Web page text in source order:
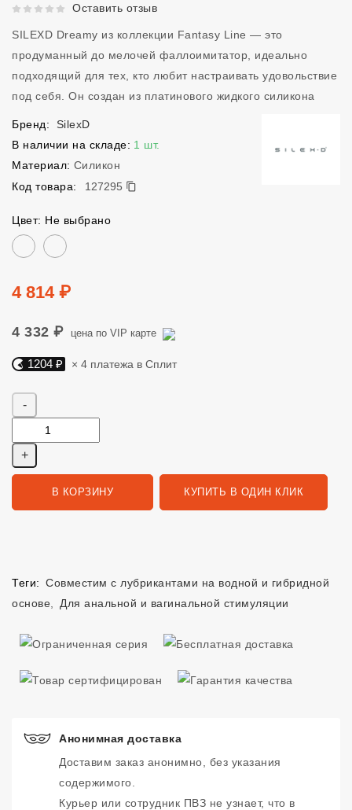
Рейтинг 5 из 5.Оставить отзыв
SILEXD Dreamy из коллекции Fantasy Line — это
продуманный до мелочей фаллоимитатор, идеально
подходящий для тех, кто любит настраивать удовольствие
под себя. Он создан из платинового жидкого силикона
Бренд:
SilexD
В наличии на складе: 1 шт.
Материал: Силикон
Код товара:
127295
127295
Цвет: Не выбрано
Цвет
Цена
4 814 ₽
4 332 ₽ цена по VIP карте
Яндекс Сплит. 1204 руб, 4 платежа в Сплит
1204 ₽ × 4 платежа в Сплит
В КОРЗИНУ КУПИТЬ В ОДИН КЛИК
Теги: Совместим с лубрикантами на водной и гибридной
основе
Для анальной и вагинальной стимуляции
Анонимная доставка
Доставим заказ анонимно, без указания
содержимого.
Курьер или сотрудник ПВЗ не узнает, что в